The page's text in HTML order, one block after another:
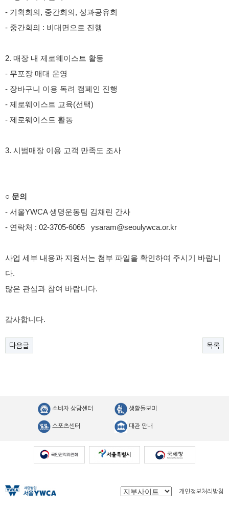
- 기획회의, 중간회의, 성과공유회
- 중간회의 : 비대면으로 진행
2. 매장 내 제로웨이스트 활동
- 무포장 매대 운영
- 장바구니 이용 독려 캠페인 진행
- 제로웨이스트 교육(선택)
- 제로웨이스트 활동
3. 시범매장 이용 고객 만족도 조사
○ 문의
- 서울YWCA 생명운동팀 김채린 간사
- 연락처 : 02-3705-6065 ysaram@seoulywca.or.kr
사업 세부 내용과 지원서는 첨부 파일을 확인하여 주시기 바랍니
다.
많은 관심과 참여 바랍니다.
감사합니다.
다음글 목록
소비자 상담센터 생활돌보미
스포츠센터 대관 안내
개인정보처리방침